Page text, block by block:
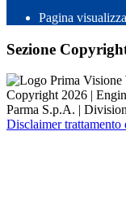
Pagina
Sezione
Copyright 2026 |
Parma S.p.A. |
Disclaimer trattamento